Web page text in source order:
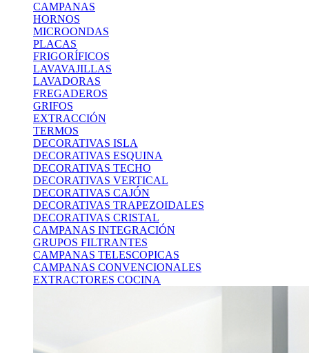
CAMPANAS
HORNOS
MICROONDAS
PLACAS
FRIGORÍFICOS
LAVAVAJILLAS
LAVADORAS
FREGADEROS
GRIFOS
EXTRACCIÓN
TERMOS
DECORATIVAS ISLA
DECORATIVAS ESQUINA
DECORATIVAS TECHO
DECORATIVAS VERTICAL
DECORATIVAS CAJÓN
DECORATIVAS TRAPEZOIDALES
DECORATIVAS CRISTAL
CAMPANAS INTEGRACIÓN
GRUPOS FILTRANTES
CAMPANAS TELESCOPICAS
CAMPANAS CONVENCIONALES
EXTRACTORES COCINA